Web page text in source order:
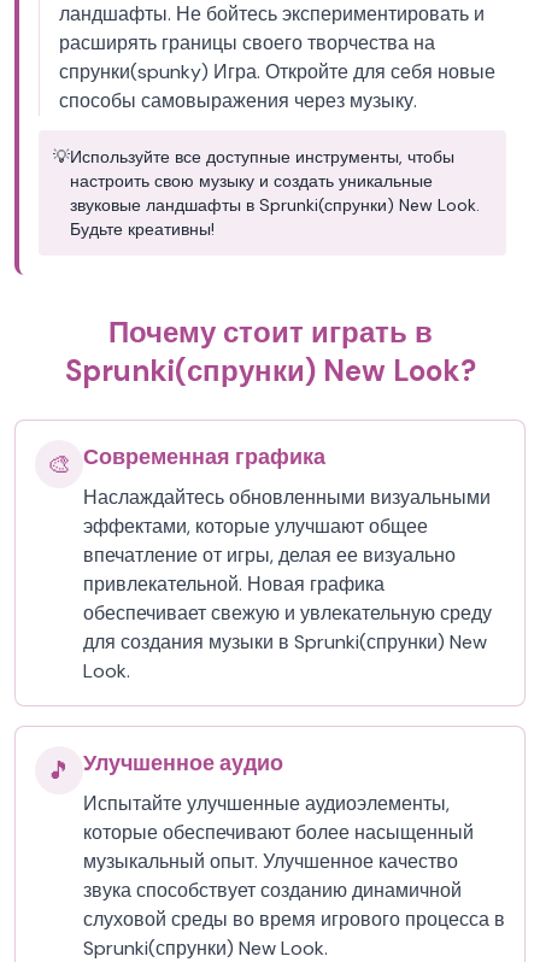
ландшафты. Не бойтесь экспериментировать и
расширять границы своего творчества на
спрунки(spunky) Игра. Откройте для себя новые
способы самовыражения через музыку.
💡Используйте все доступные инструменты, чтобы
настроить свою музыку и создать уникальные
звуковые ландшафты в Sprunki(спрунки) New Look.
Будьте креативны!
Почему стоит играть в
Sprunki(спрунки) New Look?
🎨 Современная графика
Наслаждайтесь обновленными визуальными
эффектами, которые улучшают общее
впечатление от игры, делая ее визуально
привлекательной. Новая графика
обеспечивает свежую и увлекательную среду
для создания музыки в Sprunki(спрунки) New
Look.
🎵 Улучшенное аудио
Испытайте улучшенные аудиоэлементы,
которые обеспечивают более насыщенный
музыкальный опыт. Улучшенное качество
звука способствует созданию динамичной
слуховой среды во время игрового процесса в
Sprunki(спрунки) New Look.